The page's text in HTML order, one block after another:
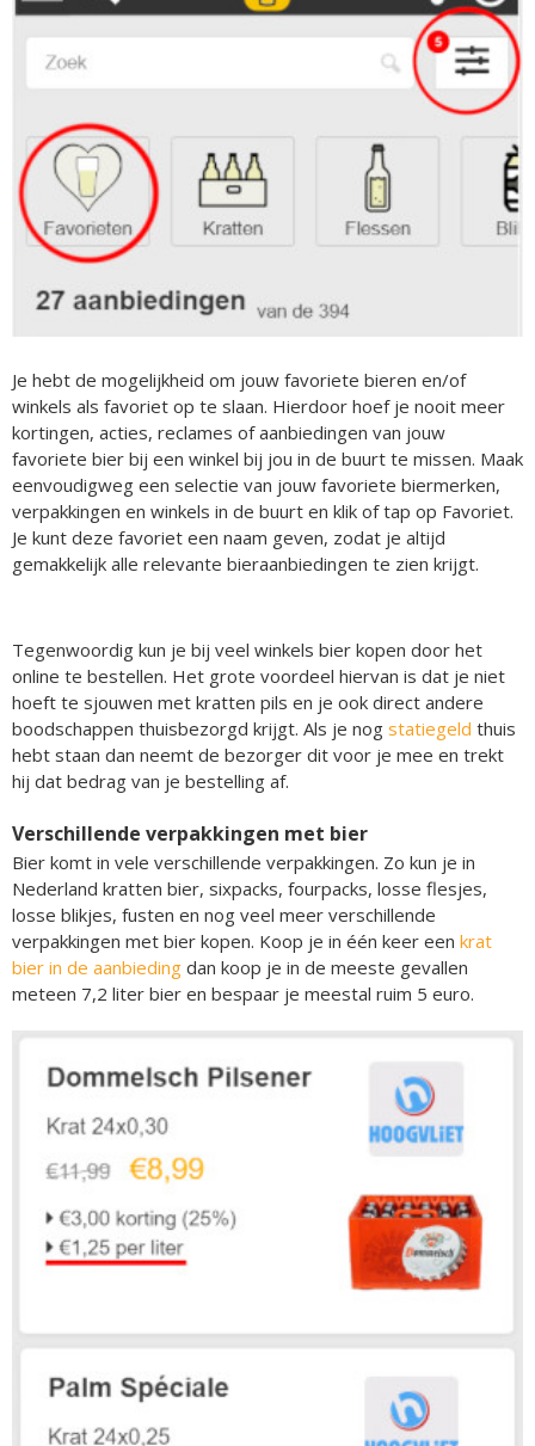
Je hebt de mogelijkheid om jouw favoriete bieren en/of
winkels als favoriet op te slaan. Hierdoor hoef je nooit meer
kortingen, acties, reclames of aanbiedingen van jouw
favoriete bier bij een winkel bij jou in de buurt te missen. Maak
eenvoudigweg een selectie van jouw favoriete biermerken,
verpakkingen en winkels in de buurt en klik of tap op Favoriet.
Je kunt deze favoriet een naam geven, zodat je altijd
gemakkelijk alle relevante bieraanbiedingen te zien krijgt.
Tegenwoordig kun je bij veel winkels bier kopen door het
online te bestellen. Het grote voordeel hiervan is dat je niet
hoeft te sjouwen met kratten pils en je ook direct andere
boodschappen thuisbezorgd krijgt. Als je nog statiegeld thuis
hebt staan dan neemt de bezorger dit voor je mee en trekt
hij dat bedrag van je bestelling af.
Verschillende verpakkingen met bier
Bier komt in vele verschillende verpakkingen. Zo kun je in
Nederland kratten bier, sixpacks, fourpacks, losse flesjes,
losse blikjes, fusten en nog veel meer verschillende
verpakkingen met bier kopen. Koop je in één keer een krat
bier in de aanbieding dan koop je in de meeste gevallen
meteen 7,2 liter bier en bespaar je meestal ruim 5 euro.